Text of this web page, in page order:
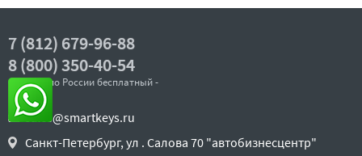
7 (812) 679-96-88
8 (800) 350-40-54
- звонок по России бесплатный -
sales@smartkeys.ru
Санкт-Петербург, ул . Салова 70 "автобизнесцентр"